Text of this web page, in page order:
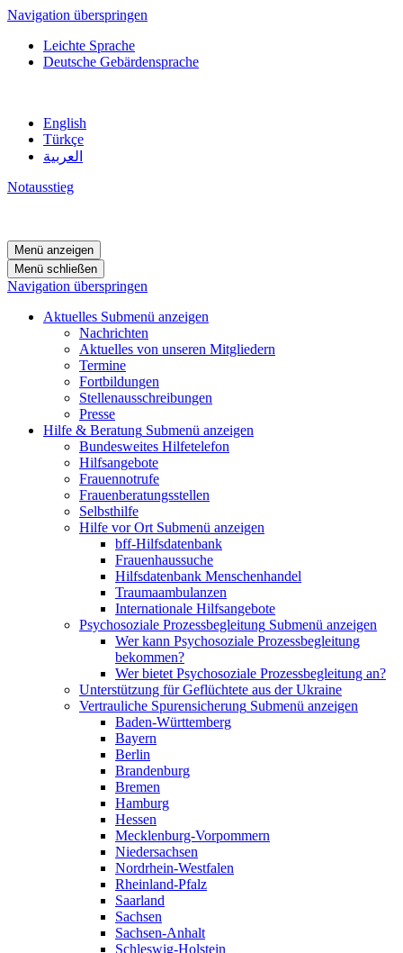
Navigation überspringen
Leichte Sprache
Deutsche Gebärdensprache
English
Türkçe
العربية
Notausstieg
Menü anzeigen
Menü schließen
Navigation überspringen
Aktuelles Submenü anzeigen
Nachrichten
Aktuelles von unseren Mitgliedern
Termine
Fortbildungen
Stellenausschreibungen
Presse
Hilfe & Beratung Submenü anzeigen
Bundesweites Hilfetelefon
Hilfsangebote
Frauennotrufe
Frauenberatungsstellen
Selbsthilfe
Hilfe vor Ort Submenü anzeigen
bff-Hilfsdatenbank
Frauenhaussuche
Hilfsdatenbank Menschenhandel
Traumaambulanzen
Internationale Hilfsangebote
Psychosoziale Prozessbegleitung Submenü anzeigen
Wer kann Psychosoziale Prozessbegleitung
bekommen?
Wer bietet Psychosoziale Prozessbegleitung an?
Unterstützung für Geflüchtete aus der Ukraine
Vertrauliche Spurensicherung Submenü anzeigen
Baden-Württemberg
Bayern
Berlin
Brandenburg
Bremen
Hamburg
Hessen
Mecklenburg-Vorpommern
Niedersachsen
Nordrhein-Westfalen
Rheinland-Pfalz
Saarland
Sachsen
Sachsen-Anhalt
Schleswig-Holstein